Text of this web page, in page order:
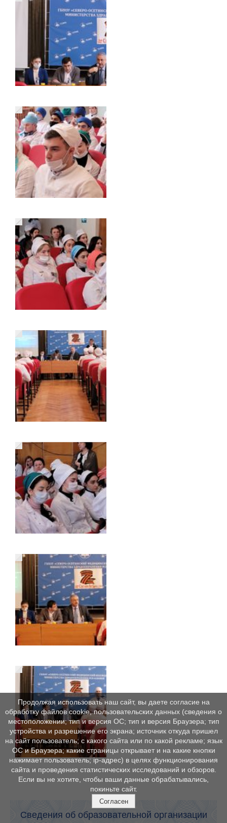
Сведения об образовательной организации
Продолжая использовать наш сайт, вы даете согласие на
обработку файлов cookie, пользовательских данных (сведения о
местоположении; тип и версия ОС; тип и версия Браузера; тип
устройства и разрешение его экрана; источник откуда пришел
на сайт пользователь; с какого сайта или по какой рекламе; язык
ОС и Браузера; какие страницы открывает и на какие кнопки
нажимает пользователь; ip-адрес) в целях функционирования
сайта и проведения статистических исследований и обзоров.
Если вы не хотите, чтобы ваши данные обрабатывались,
покиньте сайт.
Согласен